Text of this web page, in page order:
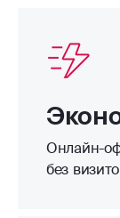
Онлайн-
без